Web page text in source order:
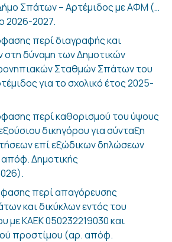
Σπάτων – Αρτέμιδος με ΑΦΜ (…
2026-2027.
περί διαγραφής και
στη δύναμη των Δημοτικών
Σταθμών Σπάτων του
για το σχολικό έτος 2025-
περί καθορισμού του ύψους
δικηγόρου για σύνταξη
επί εξώδικων δηλώσεων
Δημοτικής
περί απαγόρευσης
και δικύκλων εντός του
με ΚΑΕΚ 050232219030 και
προστίμου (αρ. απόφ.